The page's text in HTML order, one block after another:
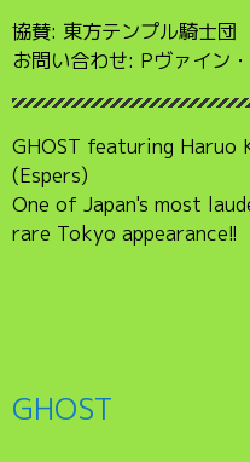
協賛: 東方テンプル騎士団
お問い合わせ: Pヴァイン
GHOST featuring Haruo
(Espers)
One of Japan's most
rare Tokyo appearance!!
GHOST